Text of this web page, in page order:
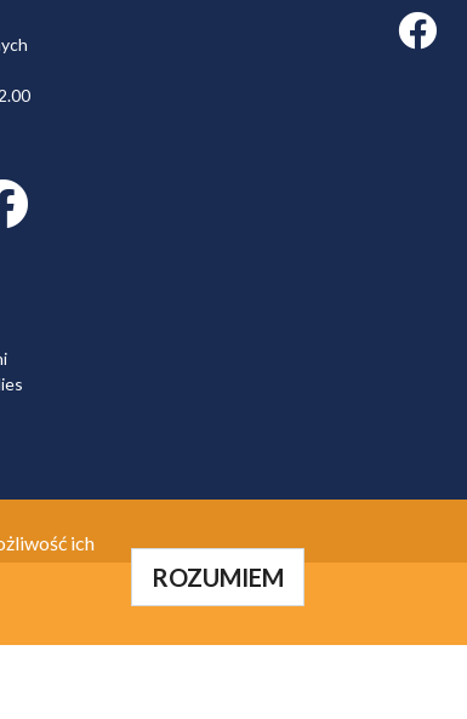
link
ich
ROZUMIEM